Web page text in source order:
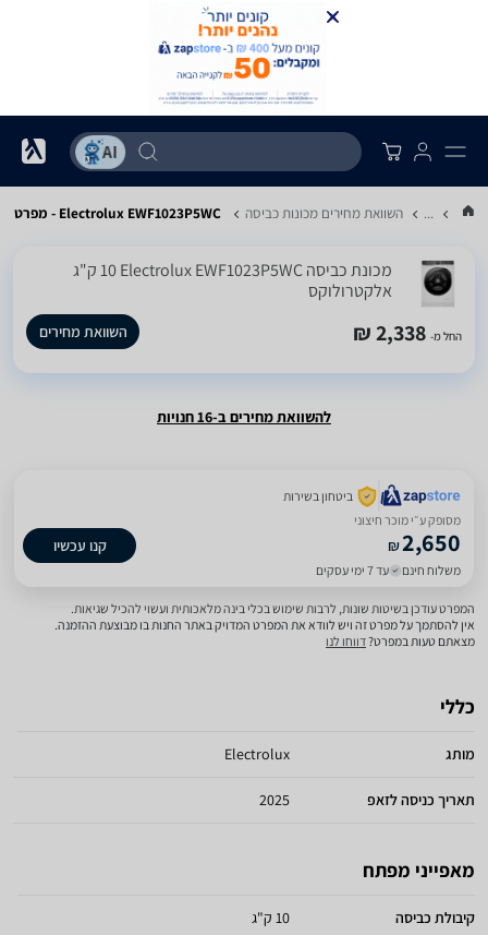
... השוואת מחירים מכונות כביסה Electrolux EWF1023P5WC - מפרט
מכונת כביסה Electrolux EWF1023P5WC ‏10 ‏ק"ג
אלקטרולוקס
החל מ- 2,338 ₪ השוואת מחירים
להשוואת מחירים ב-16 חנויות
ביטחון בשירות
מסופק ע״י מוכר חיצוני
₪2,650
משלוח חינם עד 7 ימי עסקים
קנו עכשיו
המפרט עודכן בשיטות שונות, לרבות שימוש בכלי בינה מלאכותית ועשוי להכיל שגיאות.
אין להסתמך על מפרט זה ויש לוודא את המפרט המדויק באתר החנות בו מבוצעת ההזמנה.
מצאתם טעות במפרט?דווחו לנו
כללי
מותג Electrolux
תאריך כניסה לזאפ 2025
מאפייני מפתח
קיבולת כביסה 10 ק"ג